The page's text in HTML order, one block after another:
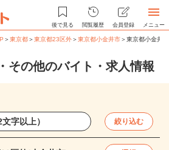
後で見る 閲覧履歴 会員登録 メニュー
＞東京都＞東京都23区外＞東京都小金井市＞東京都小金井
その他のバイト・求人情報
絞り込む